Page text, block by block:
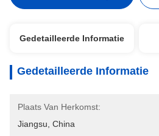
Gedetailleerde Informatie
Gedetailleerde Informatie
Plaats Van Herkomst:
Jiangsu, China